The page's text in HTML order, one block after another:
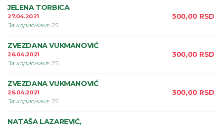
JELENA TORBICA
27.04.2021
За корисника:25
500,00 RSD
ZVEZDANA VUKMANOVIĆ
26.04.2021
За корисника:25
300,00 RSD
ZVEZDANA VUKMANOVIĆ
26.04.2021
За корисника:25
300,00 RSD
NATAŠA LAZAREVIĆ,